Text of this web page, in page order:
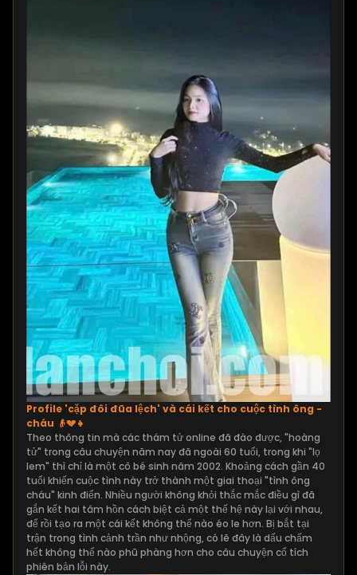
Profile 'cặp đôi đũa lệch' và cái kết cho cuộc tình ông -
cháu 👴💔👧
Theo thông tin mà các thám tử online đã đào được, "hoàng
tử" trong câu chuyện năm nay đã ngoài 60 tuổi, trong khi "lọ
lem" thì chỉ là một cô bé sinh năm 2002. Khoảng cách gần 40
tuổi khiến cuộc tình này trở thành một giai thoại "tình ông
cháu" kinh điển. Nhiều người không khỏi thắc mắc điều gì đã
gắn kết hai tâm hồn cách biệt cả một thế hệ này lại với nhau,
để rồi tạo ra một cái kết không thể nào éo le hơn. Bị bắt tại
trận trong tình cảnh trần như nhộng, có lẽ đây là dấu chấm
hết không thể nào phũ phàng hơn cho câu chuyện cổ tích
phiên bản lỗi này.